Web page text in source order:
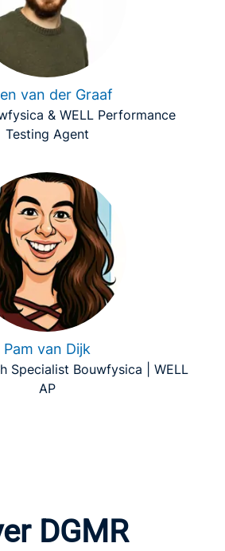
van der Graaf
& WELL Performance
Testing Agent
Pam van Dijk
Specialist Bouwfysica | WELL
AP
DGMR